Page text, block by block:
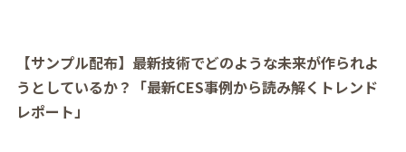
【サンプル配布】最新技術でどのような未来が作られよ
うとしているか？「最新CES事例から読み解くトレンド
レポート」